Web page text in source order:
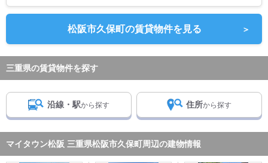
松阪市久保町の賃貸物件を見る ＞
三重県の賃貸物件を探す
沿線・駅から探す 住所から探す
マイタウン松阪 三重県松阪市久保町周辺の建物情報